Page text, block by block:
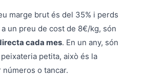
marge brut és del 35% i perds
un preu de cost de 8€/kg, són
cada mes. En un any, són
petita, això és la
o tancar.